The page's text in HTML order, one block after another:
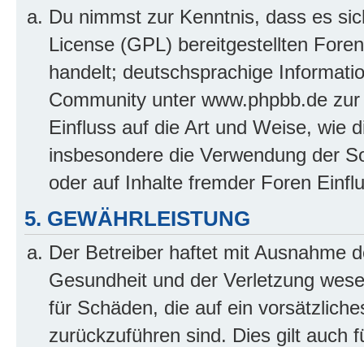
Du nimmst zur Kenntnis, dass es
License (GPL) bereitgestellten
handelt; deutschsprachige
Community unter www.phpbb.de
Einfluss auf die Art und Weise, wie
insbesondere die Verwendung der
oder auf Inhalte fremder Foren
5. GEWÄHRLEISTUNG
Der Betreiber haftet mit Ausnahme
Gesundheit und der Verletzung
für Schäden, die auf ein
zurückzuführen sind. Dies gilt auch